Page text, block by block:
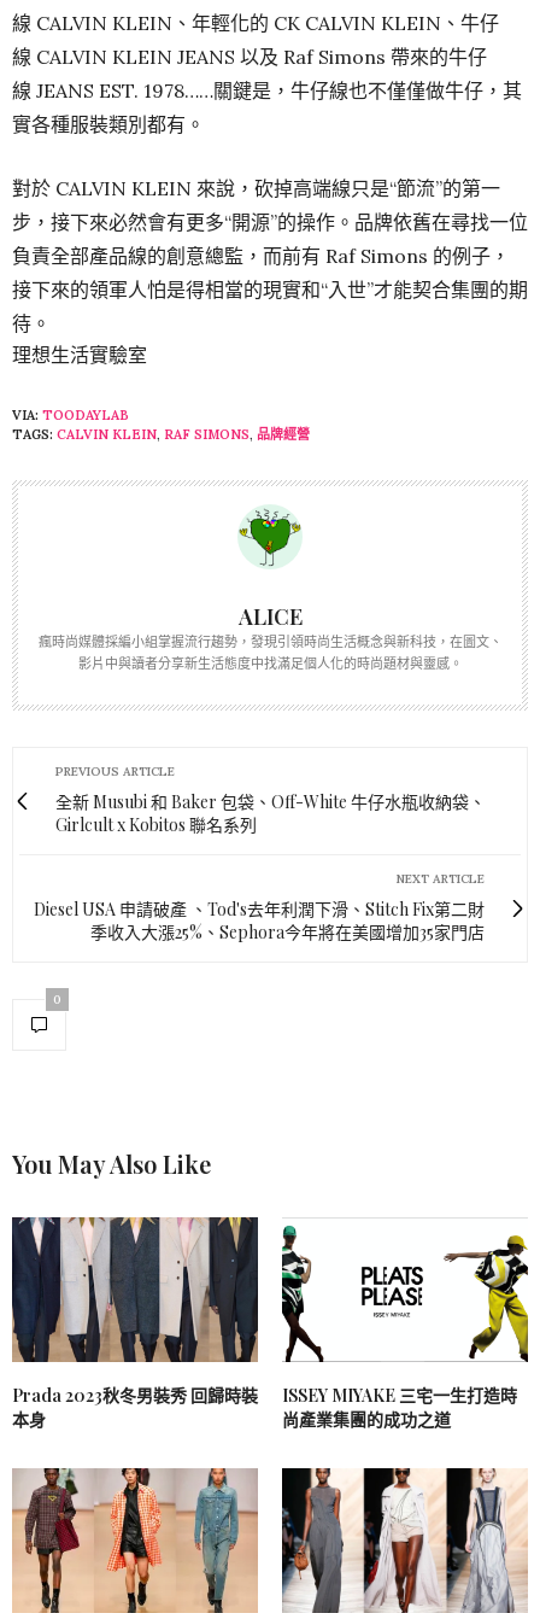
線 CALVIN KLEIN、年輕化的 CK CALVIN KLEIN、牛仔
線 CALVIN KLEIN JEANS 以及 Raf Simons 帶來的牛仔
線 JEANS EST. 1978……關鍵是，牛仔線也不僅僅做牛仔，其
實各種服裝類別都有。
對於 CALVIN KLEIN 來說，砍掉高端線只是“節流”的第一
步，接下來必然會有更多“開源”的操作。品牌依舊在尋找一位
負責全部產品線的創意總監，而前有 Raf Simons 的例子，
接下來的領軍人怕是得相當的現實和“入世”才能契合集團的期
待。
理想生活實驗室
VIA: TOODAYLAB
TAGS: CALVIN KLEIN, RAF SIMONS, 品牌經營
ALICE
瘋時尚媒體採編小組掌握流行趨勢，發現引領時尚生活概念與新科技，在圖文、
影片中與讀者分享新生活態度中找滿足個人化的時尚題材與靈感。
PREVIOUS ARTICLE
全新 Musubi 和 Baker 包袋、Off-White 牛仔水瓶收納袋、
Girlcult x Kobitos 聯名系列
NEXT ARTICLE
Diesel USA 申請破產 、Tod's去年利潤下滑、Stitch Fix第二財
季收入大漲25%、Sephora今年將在美國增加35家門店
0
You May Also Like
Prada 2023秋冬男裝秀 回歸時裝
本身
ISSEY MIYAKE 三宅一生打造時
尚產業集團的成功之道